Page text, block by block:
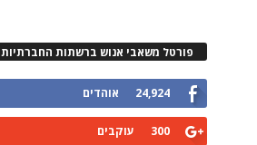
פורטל משאבי אנוש ברשתות החברתיות
24,924 אוהדים
300 עוקבים